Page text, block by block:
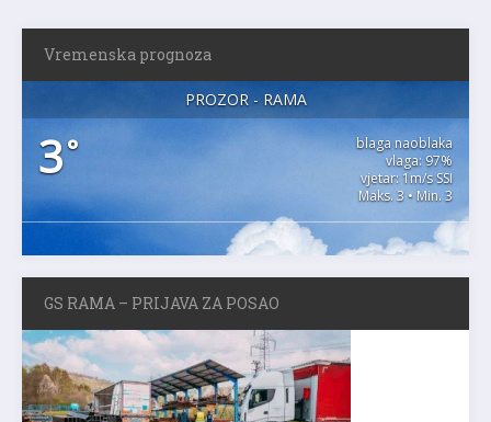
Vremenska prognoza
PROZOR - RAMA
3°
blaga naoblaka
vlaga: 97%
vjetar: 1m/s SSI
Maks. 3 • Min. 3
GS RAMA – PRIJAVA ZA POSAO